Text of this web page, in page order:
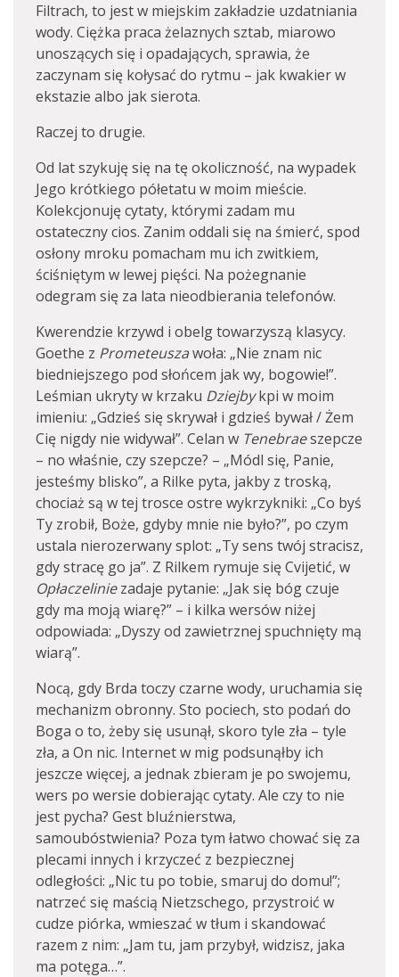
Filtrach, to jest w miejskim zakładzie uzdatniania
wody. Ciężka praca żelaznych sztab, miarowo
unoszących się i opadających, sprawia, że
zaczynam się kołysać do rytmu – jak kwakier w
ekstazie albo jak sierota.
Raczej to drugie.
Od lat szykuję się na tę okoliczność, na wypadek
Jego krótkiego półetatu w moim mieście.
Kolekcjonuję cytaty, którymi zadam mu
ostateczny cios. Zanim oddali się na śmierć, spod
osłony mroku pomacham mu ich zwitkiem,
ściśniętym w lewej pięści. Na pożegnanie
odegram się za lata nieodbierania telefonów.
Kwerendzie krzywd i obelg towarzyszą klasycy.
Goethe z Prometeuszawoła: „Nie znam nic
biedniejszego pod słońcem jak wy, bogowie!”.
Leśmian ukryty w krzaku Dziejbykpi w moim
imieniu: „Gdzieś się skrywał i gdzieś bywał / Żem
Cię nigdy nie widywał”. Celan w Tenebraeszepcze
– no właśnie, czy szepcze? – „Módl się, Panie,
jesteśmy blisko”, a Rilke pyta, jakby z troską,
chociaż są w tej trosce ostre wykrzykniki: „Co byś
Ty zrobił, Boże, gdyby mnie nie było?”, po czym
ustala nierozerwany splot: „Ty sens twój stracisz,
gdy stracę go ja”. Z Rilkem rymuje się Cvijetić, w
Opłaczeliniezadaje pytanie: „Jak się bóg czuje
gdy ma moją wiarę?” – i kilka wersów niżej
odpowiada: „Dyszy od zawietrznej spuchnięty mą
wiarą”.
Nocą, gdy Brda toczy czarne wody, uruchamia się
mechanizm obronny. Sto pociech, sto podań do
Boga o to, żeby się usunął, skoro tyle zła – tyle
zła, a On nic. Internet w mig podsunąłby ich
jeszcze więcej, a jednak zbieram je po swojemu,
wers po wersie dobierając cytaty. Ale czy to nie
jest pycha? Gest bluźnierstwa,
samoubóstwienia? Poza tym łatwo chować się za
plecami innych i krzyczeć z bezpiecznej
odległości: „Nic tu po tobie, smaruj do domu!”;
natrzeć się maścią Nietzschego, przystroić w
cudze piórka, wmieszać w tłum i skandować
razem z nim: „Jam tu, jam przybył, widzisz, jaka
ma potęga…”.